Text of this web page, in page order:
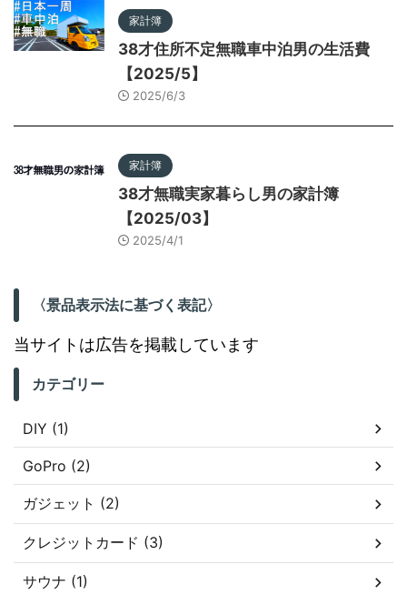
家計簿
38才住所不定無職車中泊男の生活費
【2025/5】
2025/6/3
家計簿
38才無職実家暮らし男の家計簿
【2025/03】
2025/4/1
〈景品表示法に基づく表記〉
当サイトは広告を掲載しています
カテゴリー
DIY (1)
GoPro (2)
ガジェット (2)
クレジットカード (3)
サウナ (1)